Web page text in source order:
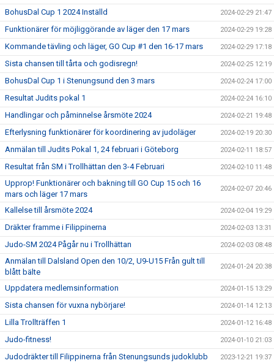
BohusDal Cup 1 2024 Inställd 2024-02-29 21:47
Funktionärer för möjliggörande av läger den 17 mars 2024-02-29 19:28
Kommande tävling och läger, GO Cup #1 den 16-17 mars 2024-02-29 17:18
Sista chansen till tårta och godisregn! 2024-02-25 12:19
BohusDal Cup 1 i Stenungsund den 3 mars 2024-02-24 17:00
Resultat Judits pokal 1 2024-02-24 16:10
Handlingar och påminnelse årsmöte 2024 2024-02-21 19:48
Efterlysning funktionärer för koordinering av judoläger 2024-02-19 20:30
Anmälan till Judits Pokal 1, 24 februari i Göteborg 2024-02-11 18:57
Resultat från SM i Trollhättan den 3-4 Februari 2024-02-10 11:48
Upprop! Funktionärer och bakning till GO Cup 15 och 16
mars och läger 17 mars
2024-02-07 20:46
Kallelse till årsmöte 2024 2024-02-04 19:29
Dräkter framme i Filippinerna 2024-02-03 13:31
Judo-SM 2024 Pågår nu i Trollhättan 2024-02-03 08:48
Anmälan till Dalsland Open den 10/2, U9-U15 Från gult till
blått bälte
2024-01-24 20:38
Uppdatera medlemsinformation 2024-01-15 13:29
Sista chansen för vuxna nybörjare! 2024-01-14 12:13
Lilla Trollträffen 1 2024-01-12 16:48
Judo-fitness! 2024-01-10 21:03
Judodräkter till Filippinerna från Stenungsunds judoklubb 2023-12-21 19:37